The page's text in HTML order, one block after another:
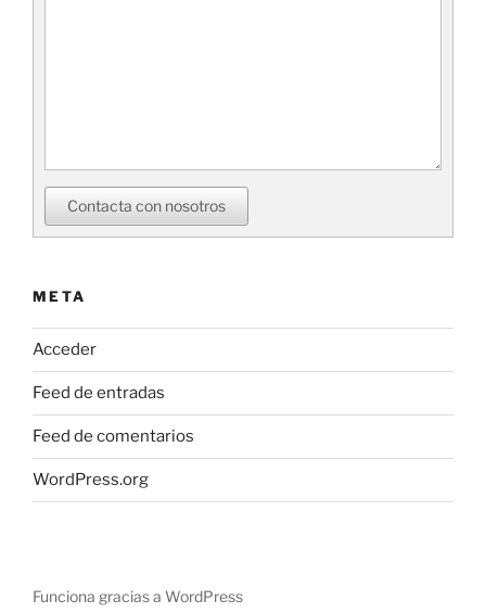
Contacta con nosotros
META
Acceder
Feed de entradas
Feed de comentarios
WordPress.org
Funciona gracias a WordPress